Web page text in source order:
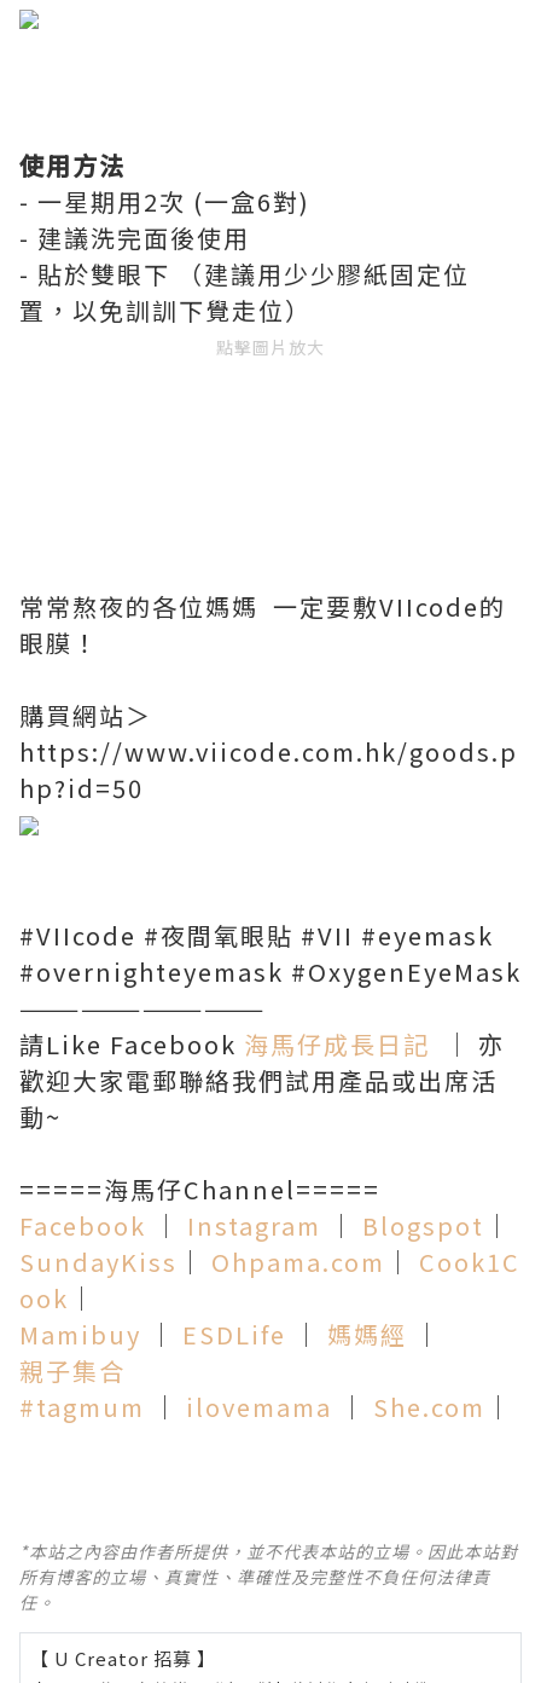
使用方法
- 一星期用2次 (一盒6對)
- 建議洗完面後使用
- 貼於雙眼下 （建議用少少膠紙固定位
置，以免訓訓下覺走位）
點擊圖片放大
常常熬夜的各位媽媽 一定要敷VIIcode的
眼膜！
購買網站＞
https://www.viicode.com.hk/goods.p
hp?id=50
#VIIcode #夜間氧眼貼 #VII #eyemask
#overnighteyemask #OxygenEyeMask
————————————
請Like Facebook 海馬仔成長日記 │ 亦
歡迎大家電郵聯絡我們試用產品或出席活
動~
=====海馬仔Channel=====
Facebook │ Instagram │ Blogspot │
SundayKiss │ Ohpama.com │ Cook1C
ook │
Mamibuy │ ESDLife │ 媽媽經
│
親子集合
#tagmum
│ ilovemama │ She.com │
*本站之內容由作者所提供，並不代表本站的立場。因此本站對
所有博客的立場、真實性、準確性及完整性不負任何法律責
任。
【 U Creator 招募 】